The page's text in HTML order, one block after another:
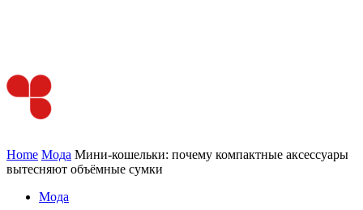
Home Мода Мини‑кошельки: почему компактные аксессуары
вытесняют объёмные сумки
Мода